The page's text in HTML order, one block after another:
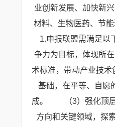
业创新发展、加快新
材料、生物医药、节
1.申报联盟需满足以
争力为目标，体现所
术标准，带动产业技术
基础，在平等、自愿
成。
（3）强化
方向和关键领域，探